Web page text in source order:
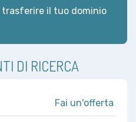
il tuo dominio
DI RICERCA
Fai un'offerta